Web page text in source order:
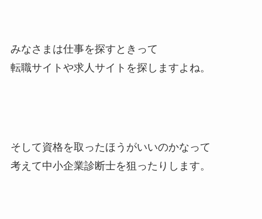
みなさまは仕事を探すときって
転職サイトや求人サイトを探しますよね。
そして資格を取ったほうがいいのかなって
考えて中小企業診断士を狙ったりします。